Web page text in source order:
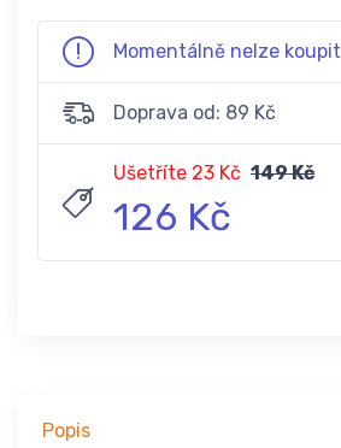
Momentálně nelze koupit
Doprava od: 89 Kč
Ušetříte 23 Kč 149 Kč
126 Kč
Popis